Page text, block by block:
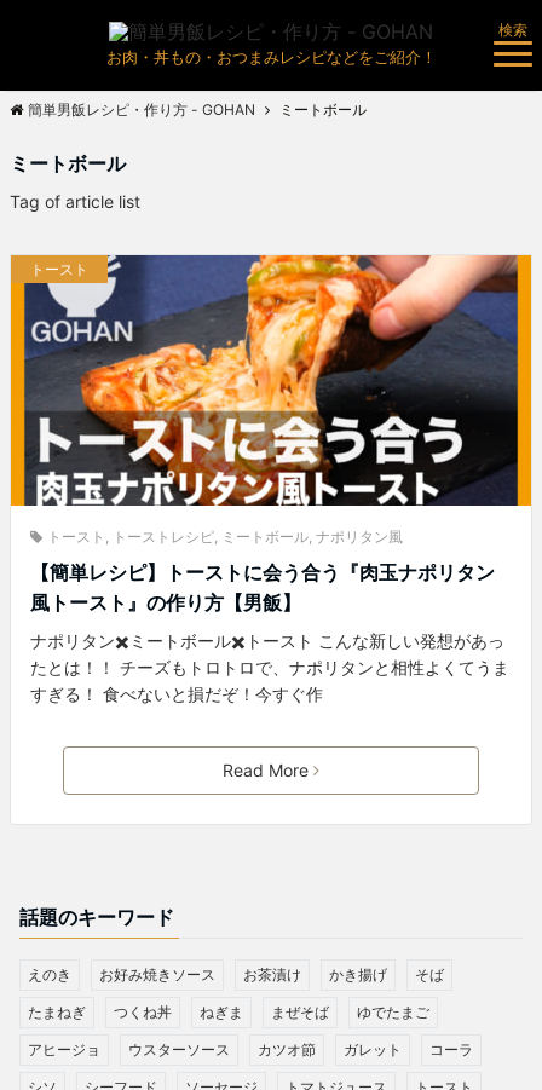
お肉・丼もの・おつまみレシピなどをご紹介！
検索
簡単男飯レシピ・作り方 - GOHAN ミートボール
ミートボール
Tag of article list
トースト
トースト , トーストレシピ, ミートボール, ナポリタン風
【簡単レシピ】トーストに会う合う『肉玉ナポリタン
風トースト』の作り方【男飯】
ナポリタン✖️ミートボール✖️トースト こんな新しい発想があっ
たとは！！ チーズもトロトロで、ナポリタンと相性よくてうま
すぎる！ 食べないと損だぞ！今すぐ作
Read More
話題のキーワード
えのき お好み焼きソース お茶漬け かき揚げ そば
たまねぎ つくね丼 ねぎま まぜそば ゆでたまご
アヒージョ ウスターソース カツオ節 ガレット コーラ